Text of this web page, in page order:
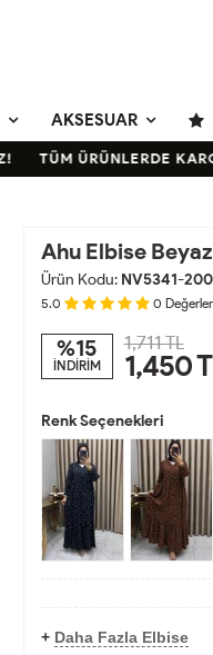
AKSESUAR
TÜM ÜRÜNLERDE
Ahu Elbise Beyaz
Ürün Kodu: NV5341-200
5.0 0
%15
İNDİRİM
1,711 TL
1,450
Renk Seçenekleri
+ Daha Fazla Elbise